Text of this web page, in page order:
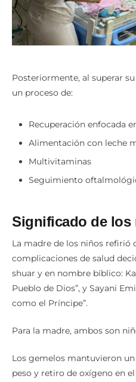
Posteriormente, al superar
un proceso de:
Recuperación enfocada
Alimentación con leche
Multivitaminas
Seguimiento
Significado de los
La madre de los niños refirió
complicaciones de salud
shuar y en nombre bíblico:
Pueblo de Dios”, y Sayani
como el Príncipe”.
Para la madre, ambos son
Los gemelos mantuvieron
peso y retiro de oxígeno en